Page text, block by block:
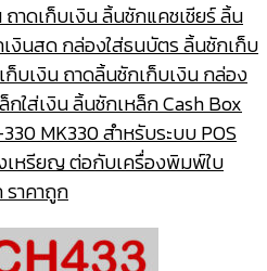
าดเก็บเงิน ลิ้นชักแคชเชียร์ ลิ้น
งินสด กล่องใส่ธนบัตร ลิ้นชักเก็บ
ก็บเงิน ถาดลิ้นชักเก็บเงิน กล่อง
กใส่เงิน ลิ้นชักเหล็ก Cash Box
MK330 สำหรับระบบ POS
เหรียญ ต่อกับเครื่องพิมพ์ใบ
ราคาถูก